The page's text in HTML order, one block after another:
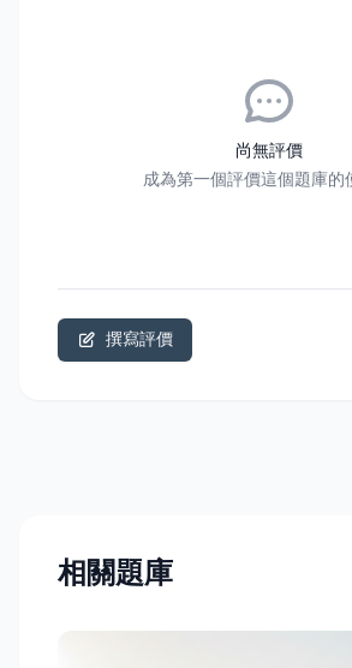
尚無評價
成為第一個評價這個題庫的
撰寫評價
相關題庫